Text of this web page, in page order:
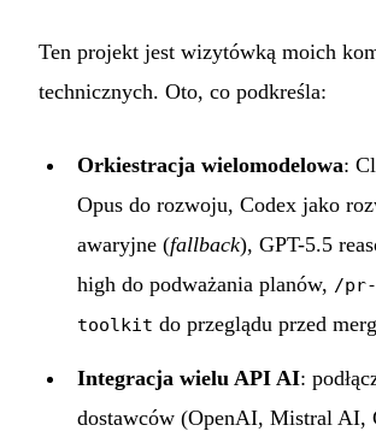
Ten projekt jest wizytówką moich
technicznych. Oto, co podkreśla:
Orkiestracja wielomodelowa:
Opus do rozwoju, Codex jako
awaryjne (fallback), GPT-5.5
high do podważania planów, /
toolkit do przeglądu przed
Integracja wielu API AI:
dostawców (OpenAI, Mistral AI,